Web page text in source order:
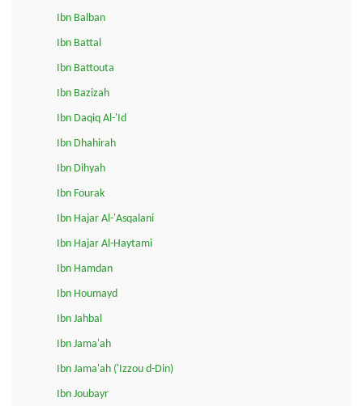
Ibn Balban
Ibn Battal
Ibn Battouta
Ibn Bazizah
Ibn Daqiq Al-'Id
Ibn Dhahirah
Ibn Dihyah
Ibn Fourak
Ibn Hajar Al-'Asqalani
Ibn Hajar Al-Haytami
Ibn Hamdan
Ibn Houmayd
Ibn Jahbal
Ibn Jama'ah
Ibn Jama'ah ('Izzou d-Din)
Ibn Joubayr